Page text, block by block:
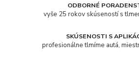
ODBORNÉ
vyše 25 rokov skúseností s
SKÚSENOSTI S
profesionálne tlmíme autá,